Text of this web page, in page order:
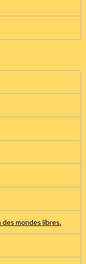
mondes libres.